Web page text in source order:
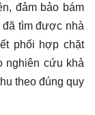
đảm bảo bám
tìm được nhà
phối hợp chặt
nghiên cứu khả
theo đúng quy